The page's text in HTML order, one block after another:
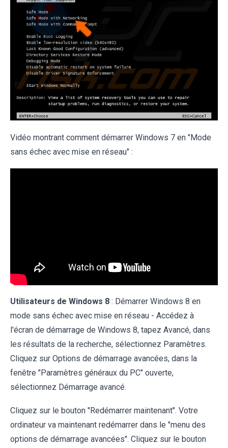
Vidéo montrant comment démarrer Windows 7 en "Mode
sans échec avec mise en réseau" :
Utilisateurs de Windows 8 : Démarrer Windows 8 en
mode sans échec avec mise en réseau - Accédez à
l'écran de démarrage de Windows 8, tapez Avancé, dans
les résultats de la recherche, sélectionnez Paramètres.
Cliquez sur Options de démarrage avancées, dans la
fenêtre "Paramètres généraux du PC" ouverte,
sélectionnez Démarrage avancé.
Cliquez sur le bouton "Redémarrer maintenant". Votre
ordinateur va maintenant redémarrer dans le "menu des
options de démarrage avancées". Cliquez sur le bouton